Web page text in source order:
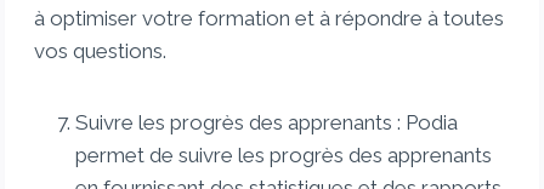
à optimiser votre formation et à répondre à toutes
vos questions.
Suivre les progrès des apprenants : Podia
permet de suivre les progrès des apprenants